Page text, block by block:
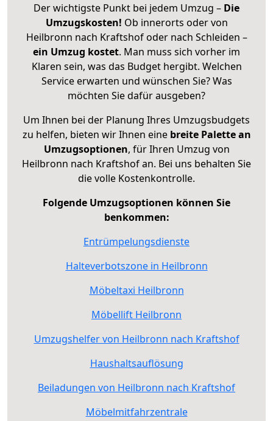
Der wichtigste Punkt bei jedem Umzug – Die
Umzugskosten! Ob innerorts oder von
Heilbronn nach Kraftshof oder nach Schleiden –
ein Umzug kostet. Man muss sich vorher im
Klaren sein, was das Budget hergibt. Welchen
Service erwarten und wünschen Sie? Was
möchten Sie dafür ausgeben?
Um Ihnen bei der Planung Ihres Umzugsbudgets
zu helfen, bieten wir Ihnen eine breite Palette an
Umzugsoptionen, für Ihren Umzug von
Heilbronn nach Kraftshof an. Bei uns behalten Sie
die volle Kostenkontrolle.
Folgende Umzugsoptionen können Sie
benkommen:
Entrümpelungsdienste
Halteverbotszone in Heilbronn
Möbeltaxi Heilbronn
Möbellift Heilbronn
Umzugshelfer von Heilbronn nach Kraftshof
Haushaltsauflösung
Beiladungen von Heilbronn nach Kraftshof
Möbelmitfahrzentrale